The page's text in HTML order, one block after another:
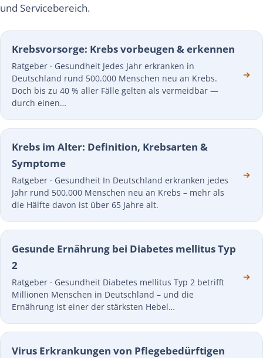
und Servicebereich.
Krebsvorsorge: Krebs vorbeugen & erkennen
Ratgeber · Gesundheit Jedes Jahr erkranken in
Deutschland rund 500.000 Menschen neu an Krebs.
Doch bis zu 40 % aller Fälle gelten als vermeidbar —
durch einen…
Krebs im Alter: Definition, Krebsarten &
Symptome
Ratgeber · Gesundheit In Deutschland erkranken jedes
Jahr rund 500.000 Menschen neu an Krebs – mehr als
die Hälfte davon ist über 65 Jahre alt.
Gesunde Ernährung bei Diabetes mellitus Typ
2
Ratgeber · Gesundheit Diabetes mellitus Typ 2 betrifft
Millionen Menschen in Deutschland – und die
Ernährung ist einer der stärksten Hebel…
Virus Erkrankungen von Pflegebedürftigen